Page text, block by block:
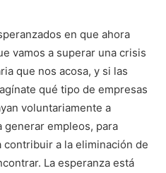
en que ahora
vamos a superar una crisis
que nos acosa, y si las
qué tipo de empresas
voluntariamente a
generar empleos, para
a la eliminación de
La esperanza está